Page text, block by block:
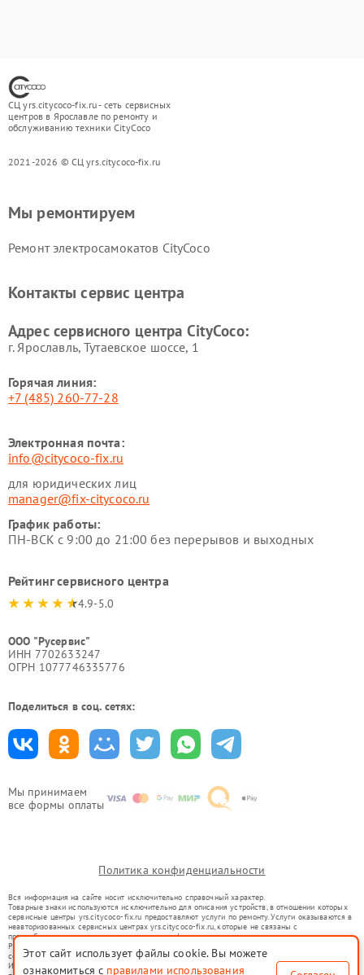
СЦ yrs.citycoco-fix.ru - сеть сервисных
центров в Ярославле по ремонту и
обслуживанию техники CityCoco
2021-2026 © СЦ yrs.citycoco-fix.ru
Мы принимаем
все формы оплаты
Мы ремонтируем
Ремонт электросамокатов CityCoco
Контакты сервис центра
Адрес сервисного центра CityCoco:
г. Ярославль, Тутаевское шоссе, 1
Горячая линия:
+7 (485) 260-77-28
Электронная почта:
info@citycoco-fix.ru
для юридических лиц
manager@fix-citycoco.ru
График работы:
ПН-ВСК с 9:00 до 21:00 без перерывов и выходных
Рейтинг сервисного центра
4.9-5.0
ООО "Русервис"
ИНН 7702633247
ОГРН 1077746335776
Поделиться в соц. сетях:
Политика конфиденциальности
Вся информация на сайте носит исключительно справочный характер.
Товарные знаки используются исключительно для описания устройств, в отношении которых
сервисные центры yrs.citycoco-fix.ru предоставляют услуги по ремонту. Услуги оказываются в
неавторизованных сервисных центрах yrs.citycoco-fix.ru, которые не связаны с
правообладателями товарных знаков или их официальными представителями.
Ремонт осуществляется для устройств, уже введенных в гражданский оборот в соответствии
со статьей 1487 ГК РФ.
Использование товарных знаков не преследует цели индивидуализации услуг или введения
Этот сайт использует файлы cookie. Вы можете
ознакомиться с правилами использования